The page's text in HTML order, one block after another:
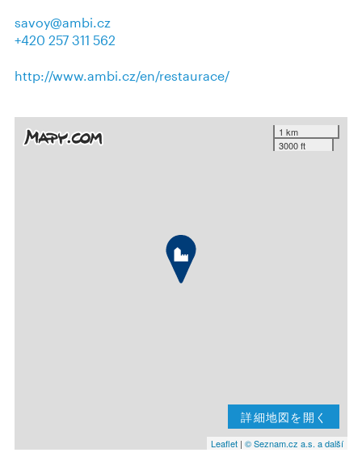
savoy@ambi.cz
+420 257 311 562
http://www.ambi.cz/en/restaurace/
1 km
3000 ft
詳細地図を開く
Leaflet | © Seznam.cz a.s. a další